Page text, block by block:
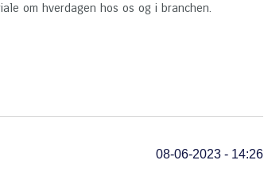
om hverdagen hos os og i branchen.
08-06-2023 - 14:26